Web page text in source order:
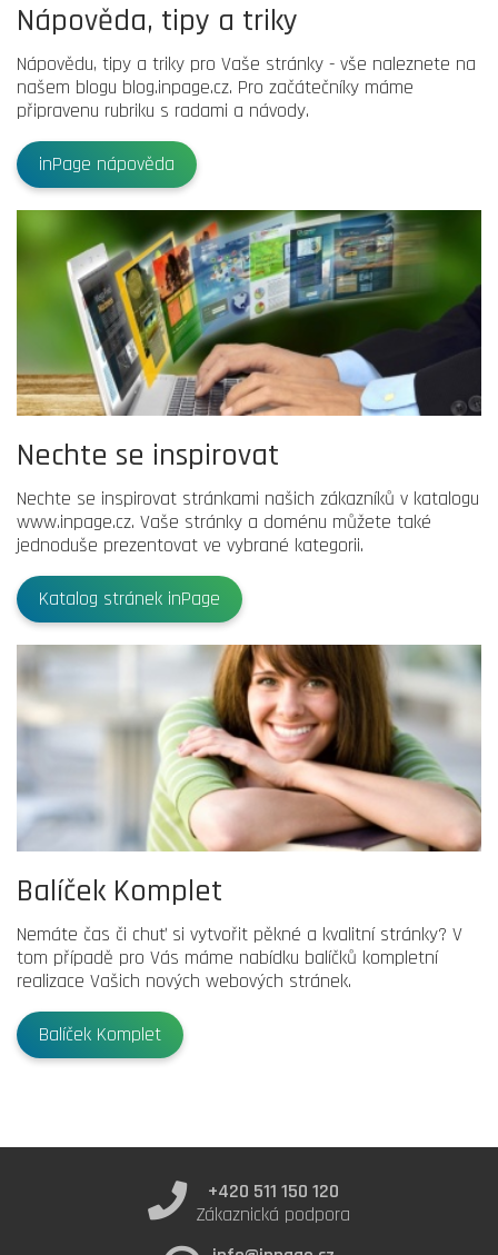
Nápověda, tipy a triky
Nápovědu, tipy a triky pro Vaše stránky - vše naleznete na
našem blogu blog.inpage.cz. Pro začátečníky máme
připravenu rubriku s radami a návody.
inPage nápověda
Nechte se inspirovat
Nechte se inspirovat stránkami našich zákazníků v katalogu
www.inpage.cz. Vaše stránky a doménu můžete také
jednoduše prezentovat ve vybrané kategorii.
Katalog stránek inPage
Balíček Komplet
Nemáte čas či chuť si vytvořit pěkné a kvalitní stránky? V
tom případě pro Vás máme nabídku balíčků kompletní
realizace Vašich nových webových stránek.
Balíček Komplet
+420 511 150 120
Zákaznická podpora